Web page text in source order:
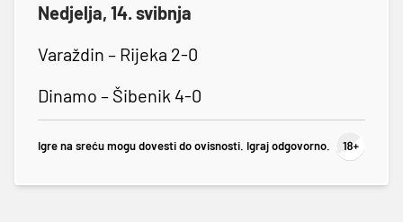
Nedjelja, 14. svibnja
Varaždin – Rijeka 2-0
Dinamo – Šibenik 4-0
Igre na sreću mogu dovesti do ovisnosti. Igraj odgovorno.